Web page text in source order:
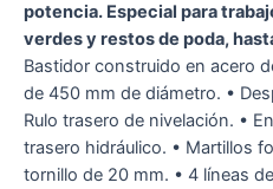
potencia. Especial para
verdes y restos de poda,
Bastidor construido en acero
de 450 mm de diámetro. •
Rulo trasero de nivelación. •
trasero hidráulico. • Martillos
tornillo de 20 mm. • 4 líneas